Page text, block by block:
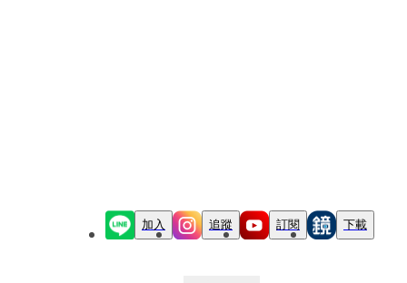
加入 追蹤 訂閱 下載